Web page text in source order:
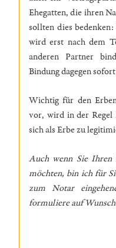
Ehegatten, die ihren
sollten dies
wird erst nach dem
anderen Partner
Bindung dagegen
Wichtig für den
vor, wird in der Regel
sich als Erbe zu
Auch wenn Sie Ihren
möchten, bin ich für
zum Notar
formuliere auf